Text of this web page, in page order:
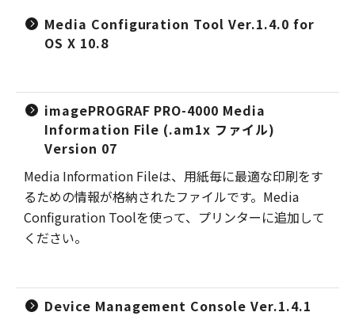
Media Configuration Tool Ver.1.4.0 for
OS X 10.8
imagePROGRAF PRO-4000 Media
Information File (.am1x ファイル)
Version 07
Media Information Fileは、用紙毎に最適な印刷をす
るための情報が格納されたファイルです。Media
Configuration Toolを使って、プリンターに追加して
ください。
Device Management Console Ver.1.4.1